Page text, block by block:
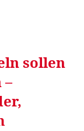
sollen
–